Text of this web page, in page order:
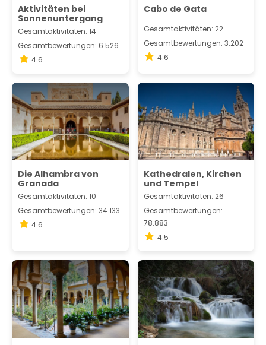
Aktivitäten bei
Sonnenuntergang
Gesamtaktivitäten: 14
Gesamtbewertungen: 6.526
4.6
Cabo de Gata
Gesamtaktivitäten: 22
Gesamtbewertungen: 3.202
4.6
Die Alhambra von
Granada
Gesamtaktivitäten: 10
Gesamtbewertungen: 34.133
4.6
Kathedralen, Kirchen
und Tempel
Gesamtaktivitäten: 26
Gesamtbewertungen:
78.883
4.5